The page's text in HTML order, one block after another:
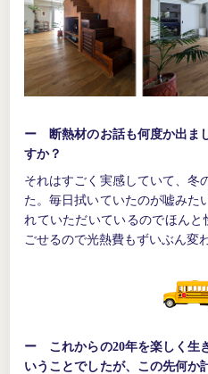
ー 断熱材のお話も何度か出ま
すか？
それはすごく実感していて、冬
た。毎日拭いていたのが嘘みた
れていただいているのでほん
ごせるので光熱費もずいぶん変
ー これからの20年を楽しく生
いうことでしたが、この先何か